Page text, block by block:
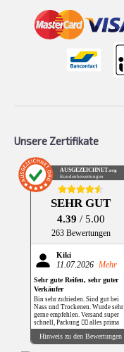
Unsere Zertifikate
AUSGEZEICHNET .org
Kundenbewertungen
SEHR GUT
4.39 / 5.00
263 Bewertungen
Kiki
11.07.2026 Mehr
Sehr gute Reifen, sehr guter
Verkäufer
Bin sehr zufrieden. Sind gut bei
Nass und Trockenen. Wurde sehr
gerne empfehlen. Versand super
schnell, Packung 👌🏻 alles prima
Hinweis zu den Bewertungen